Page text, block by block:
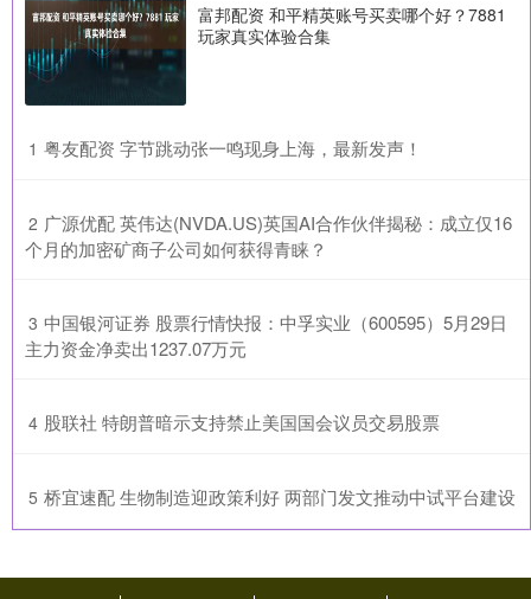
富邦配资 和平精英账号买卖哪个好？7881
玩家真实体验合集
1 ​粤友配资 字节跳动张一鸣现身上海，最新发声！
2 ​广源优配 英伟达(NVDA.US)英国AI合作伙伴揭秘：成立仅16
个月的加密矿商子公司如何获得青睐？
3 ​中国银河证券 股票行情快报：中孚实业（600595）5月29日
主力资金净卖出1237.07万元
4 ​股联社 特朗普暗示支持禁止美国国会议员交易股票
5 ​桥宜速配 生物制造迎政策利好 两部门发文推动中试平台建设